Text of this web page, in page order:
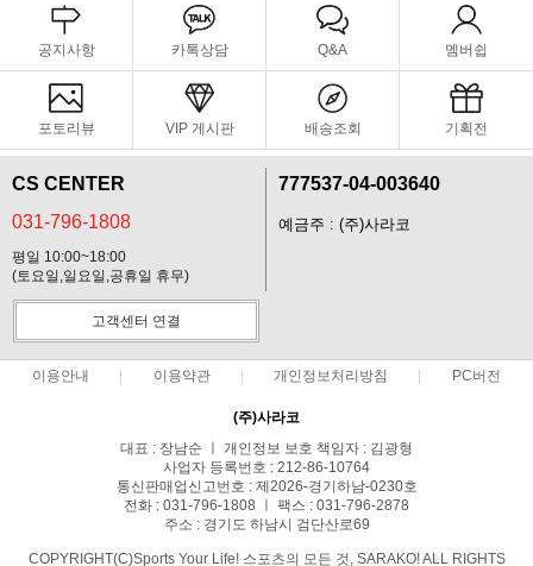
공지사항 카톡상담 Q&A 멤버쉽
포토리뷰 VIP 게시판 배송조회 기획전
CS CENTER
031-796-1808
평일 10:00~18:00
(토요일,일요일,공휴일 휴무)
777537-04-003640
예금주 : (주)사라코
고객센터 연결
이용안내 이용약관 개인정보처리방침 PC버전
(주)사라코
대표 : 장남순 ㅣ 개인정보 보호 책임자 : 김광형
사업자 등록번호 : 212-86-10764
통신판매업신고번호 : 제2026-경기하남-0230호
전화 : 031-796-1808 ㅣ 팩스 : 031-796-2878
주소 : 경기도 하남시 검단산로69
COPYRIGHT(C)Sports Your Life! 스포츠의 모든 것, SARAKO! ALL RIGHTS